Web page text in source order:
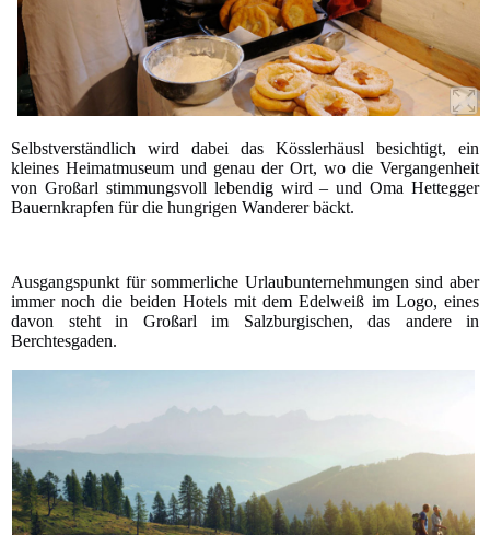
Selbstverständlich wird dabei das Kösslerhäusl besichtigt, ein
kleines Heimatmuseum und genau der Ort, wo die Vergangenheit
von Großarl stimmungsvoll lebendig wird – und Oma Hettegger
Bauernkrapfen für die hungrigen Wanderer bäckt.
Ausgangspunkt für sommerliche Urlaubunternehmungen sind aber
immer noch die beiden Hotels mit dem Edelweiß im Logo, eines
davon steht in Großarl im Salzburgischen, das andere in
Berchtesgaden.